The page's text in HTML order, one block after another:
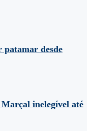
patamar desde
inelegível até